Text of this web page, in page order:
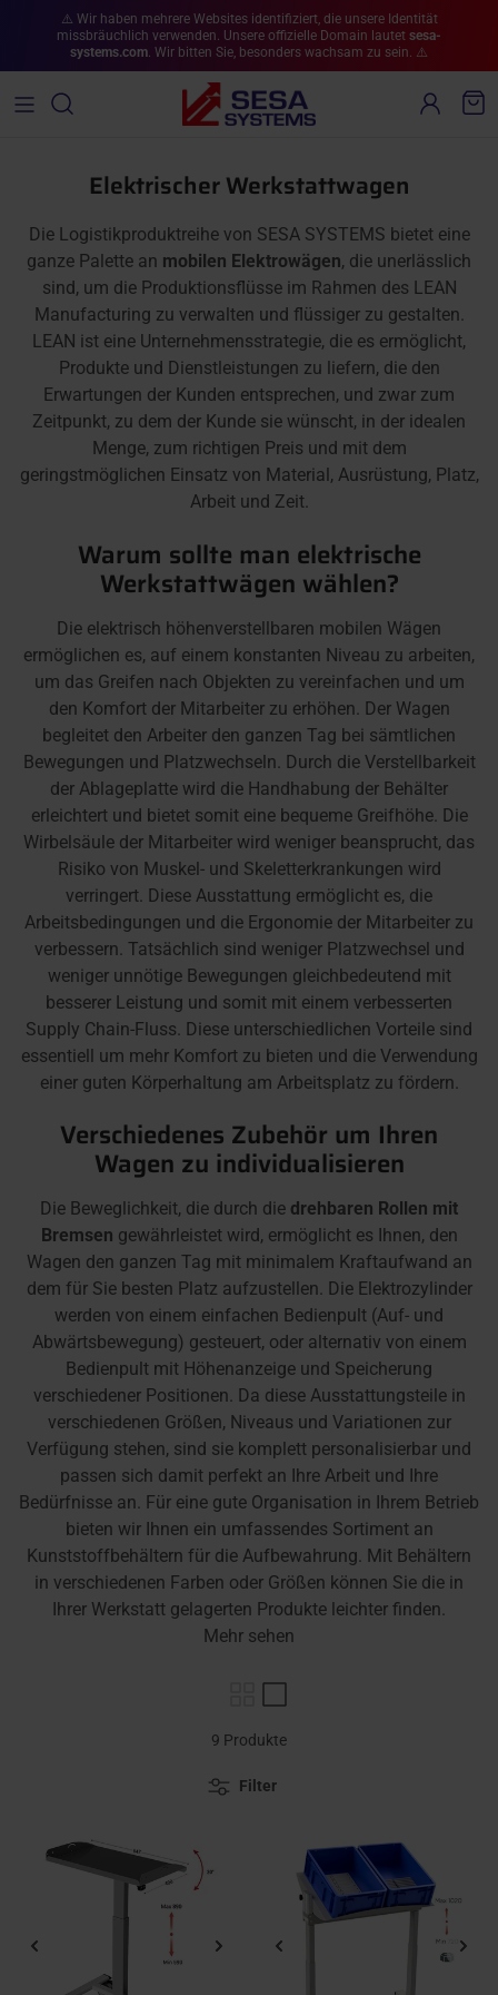
Direkt zum Inhalt
⚠️ Wir haben mehrere Websites identifiziert, die unsere Identität
missbräuchlich verwenden. Unsere offizielle Domain lautet sesa-
systems.com . Wir bitten Sie, besonders wachsam zu sein. ⚠️
Konto
Elektrischer Werkstattwagen
Die Logistikproduktreihe von SESA SYSTEMS bietet eine
ganze Palette an mobilen Elektrowägen, die unerlässlich
sind, um die Produktionsflüsse im Rahmen des LEAN
Manufacturing zu verwalten und flüssiger zu gestalten.
LEAN ist eine Unternehmensstrategie, die es ermöglicht,
Produkte und Dienstleistungen zu liefern, die den
Erwartungen der Kunden entsprechen, und zwar zum
Zeitpunkt, zu dem der Kunde sie wünscht, in der idealen
Menge, zum richtigen Preis und mit dem
geringstmöglichen Einsatz von Material, Ausrüstung, Platz,
Arbeit und Zeit.
Warum sollte man elektrische
Werkstattwägen wählen?
Die elektrisch höhenverstellbaren mobilen Wägen
ermöglichen es, auf einem konstanten Niveau zu arbeiten,
um das Greifen nach Objekten zu vereinfachen und um
den Komfort der Mitarbeiter zu erhöhen. Der Wagen
begleitet den Arbeiter den ganzen Tag bei sämtlichen
Bewegungen und Platzwechseln. Durch die Verstellbarkeit
der Ablageplatte wird die Handhabung der Behälter
erleichtert und bietet somit eine bequeme Greifhöhe. Die
Wirbelsäule der Mitarbeiter wird weniger beansprucht, das
Risiko von Muskel- und Skeletterkrankungen wird
verringert. Diese Ausstattung ermöglicht es, die
Arbeitsbedingungen und die Ergonomie der Mitarbeiter zu
verbessern. Tatsächlich sind weniger Platzwechsel und
weniger unnötige Bewegungen gleichbedeutend mit
besserer Leistung und somit mit einem verbesserten
Supply Chain-Fluss. Diese unterschiedlichen Vorteile sind
essentiell um mehr Komfort zu bieten und die Verwendung
einer guten Körperhaltung am Arbeitsplatz zu fördern.
Verschiedenes Zubehör um Ihren
Wagen zu individualisieren
Die Beweglichkeit, die durch die drehbaren Rollen mit
Bremsen gewährleistet wird, ermöglicht es Ihnen, den
Wagen den ganzen Tag mit minimalem Kraftaufwand an
dem für Sie besten Platz aufzustellen. Die Elektrozylinder
werden von einem einfachen Bedienpult (Auf- und
Abwärtsbewegung) gesteuert, oder alternativ von einem
Bedienpult mit Höhenanzeige und Speicherung
verschiedener Positionen. Da diese Ausstattungsteile in
verschiedenen Größen, Niveaus und Variationen zur
Verfügung stehen, sind sie komplett personalisierbar und
passen sich damit perfekt an Ihre Arbeit und Ihre
Bedürfnisse an. Für eine gute Organisation in Ihrem Betrieb
bieten wir Ihnen ein umfassendes Sortiment an
Kunststoffbehältern für die Aufbewahrung. Mit Behältern
in verschiedenen Farben oder Größen können Sie die in
Ihrer Werkstatt gelagerten Produkte leichter finden.
Mehr sehen
Filter
9 Produkte